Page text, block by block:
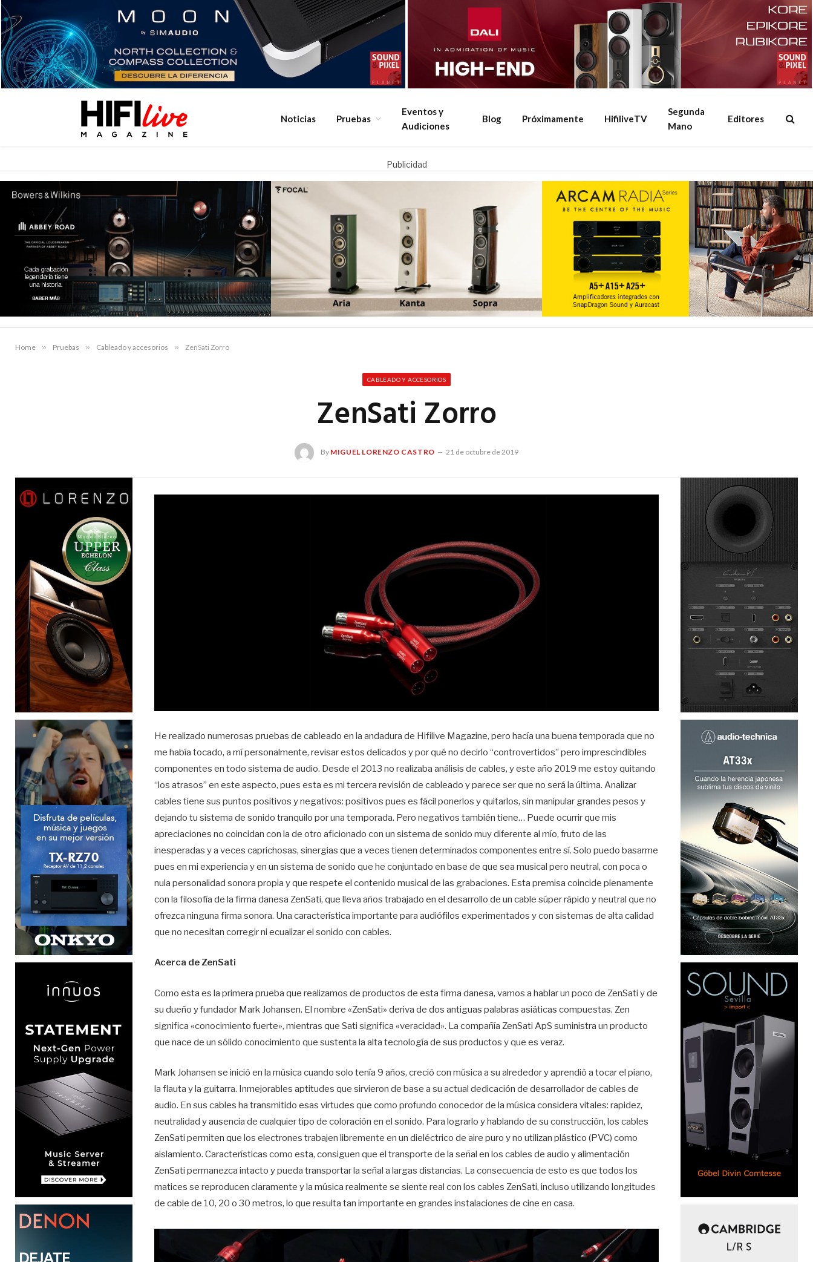
Noticias Pruebas
Eventos y
Audiciones
Blog Próximamente HifiliveTV
Segunda
Mano
Editores
Publicidad
Home » Pruebas » Cableado y accesorios » ZenSati Zorro
CABLEADO Y ACCESORIOS
ZenSati Zorro
By MIGUEL LORENZO CASTRO 21 de octubre de 2019
He realizado numerosas pruebas de cableado en la andadura de Hifilive Magazine, pero hacía una buena temporada que no
me había tocado, a mí personalmente, revisar estos delicados y por qué no decirlo “controvertidos” pero imprescindibles
componentes en todo sistema de audio. Desde el 2013 no realizaba análisis de cables, y este año 2019 me estoy quitando
“los atrasos” en este aspecto, pues esta es mi tercera revisión de cableado y parece ser que no será la última. Analizar
cables tiene sus puntos positivos y negativos: positivos pues es fácil ponerlos y quitarlos, sin manipular grandes pesos y
dejando tu sistema de sonido tranquilo por una temporada. Pero negativos también tiene… Puede ocurrir que mis
apreciaciones no coincidan con la de otro aficionado con un sistema de sonido muy diferente al mío, fruto de las
inesperadas y a veces caprichosas, sinergias que a veces tienen determinados componentes entre sí. Solo puedo basarme
pues en mi experiencia y en un sistema de sonido que he conjuntado en base de que sea musical pero neutral, con poca o
nula personalidad sonora propia y que respete el contenido musical de las grabaciones. Esta premisa coincide plenamente
con la filosofía de la firma danesa ZenSati, que lleva años trabajado en el desarrollo de un cable súper rápido y neutral que no
ofrezca ninguna firma sonora. Una característica importante para audiófilos experimentados y con sistemas de alta calidad
que no necesitan corregir ni ecualizar el sonido con cables.
Acerca de ZenSati
Como esta es la primera prueba que realizamos de productos de esta firma danesa, vamos a hablar un poco de ZenSati y de
su dueño y fundador Mark Johansen. El nombre «ZenSati» deriva de dos antiguas palabras asiáticas compuestas. Zen
significa «conocimiento fuerte», mientras que Sati significa «veracidad». La compañía ZenSati ApS suministra un producto
que nace de un sólido conocimiento que sustenta la alta tecnología de sus productos y que es veraz.
Mark Johansen se inició en la música cuando solo tenía 9 años, creció con música a su alrededor y aprendió a tocar el piano,
la flauta y la guitarra. Inmejorables aptitudes que sirvieron de base a su actual dedicación de desarrollador de cables de
audio. En sus cables ha transmitido esas virtudes que como profundo conocedor de la música considera vitales: rapidez,
neutralidad y ausencia de cualquier tipo de coloración en el sonido. Para lograrlo y hablando de su construcción, los cables
ZenSati permiten que los electrones trabajen libremente en un dieléctrico de aire puro y no utilizan plástico (PVC) como
aislamiento. Características como esta, consiguen que el transporte de la señal en los cables de audio y alimentación
ZenSati permanezca intacto y pueda transportar la señal a largas distancias. La consecuencia de esto es que todos los
matices se reproducen claramente y la música realmente se siente real con los cables ZenSati, incluso utilizando longitudes
de cable de 10, 20 o 30 metros, lo que resulta tan importante en grandes instalaciones de cine en casa.